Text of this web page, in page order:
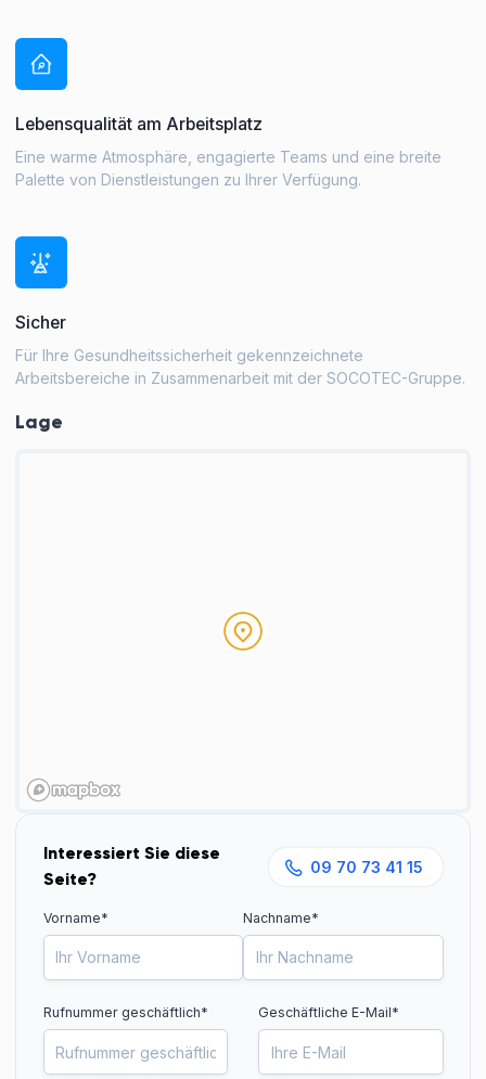
Lebensqualität am Arbeitsplatz
Eine warme Atmosphäre, engagierte Teams und eine breite
Palette von Dienstleistungen zu Ihrer Verfügung.
Sicher
Für Ihre Gesundheitssicherheit gekennzeichnete
Arbeitsbereiche in Zusammenarbeit mit der SOCOTEC-Gruppe.
Lage
Interessiert Sie diese
Seite?
09 70 73 41 15
Vorname* Nachname*
Rufnummer geschäftlich* Geschäftliche E-Mail*